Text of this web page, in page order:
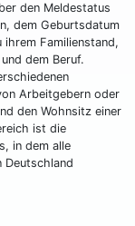
den Meldestatus
dem Geburtsdatum
ihrem Familienstand,
dem Beruf.
Arbeitgebern oder
den Wohnsitz einer
ist die
in dem alle
Deutschland